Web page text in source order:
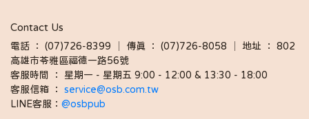
Contact Us
電話 ： (07)726-8399 │ 傳真 ： (07)726-8058 │ 地址 ： 802
高雄市苓雅區福德一路56號
客服時間 ： 星期一 - 星期五 9:00 - 12:00 & 13:30 - 18:00
客服信箱 ： service@osb.com.tw
LINE客服： @osbpub